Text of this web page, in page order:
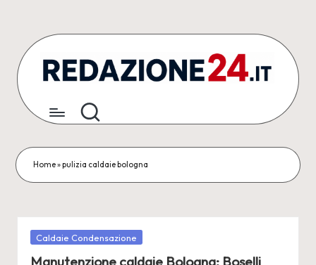
content
e
d
a
i
o
Redazionali
&
Stampa
Home»pulizia caldaie bologna
Posted
Caldaie Condensazione
Manutenzione caldaie Bologna: Boselli